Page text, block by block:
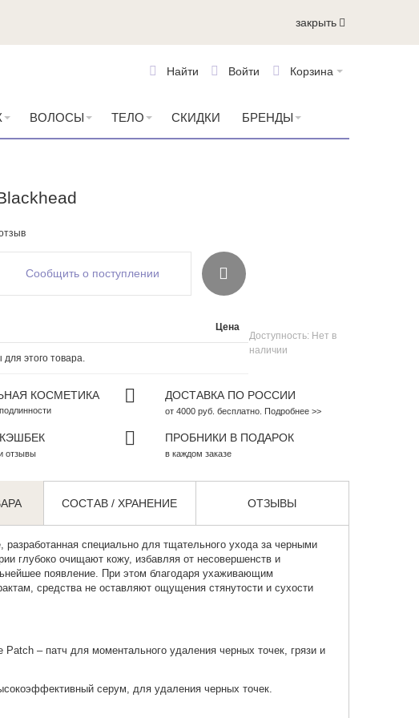
закрыть
Корзина
Войти
Найти
ВОЛОСЫ ТЕЛО СКИДКИ БРЕНДЫ
Сообщить о поступлении
Доступность: Нет в
наличии
Цена
этого товара.
КОСМЕТИКА ДОСТАВКА ПО РОССИИ
от 4000 руб. бесплатно. Подробнее >>
отзывы
ПРОБНИКИ В ПОДАРОК
в каждом заказе
СОСТАВ / ХРАНЕНИЕ ОТЗЫВЫ
разработанная специально для тщательного ухода за черными
глубоко очищают кожу, избавляя от несовершенств и
появление. При этом благодаря ухаживающим
средства не оставляют ощущения стянутости и сухости
Patch– патч для моментального удаления черных точек, грязи и
серум, для удаления черных точек.